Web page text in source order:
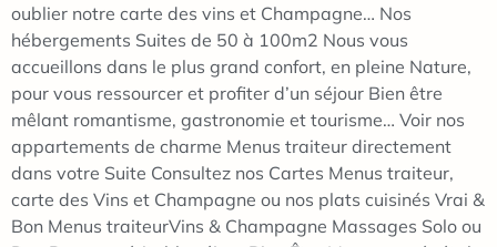
oublier notre carte des vins et Champagne… Nos
hébergements Suites de 50 à 100m2 Nous vous
accueillons dans le plus grand confort, en pleine Nature,
pour vous ressourcer et profiter d’un séjour Bien être
mêlant romantisme, gastronomie et tourisme… Voir nos
appartements de charme Menus traiteur directement
dans votre Suite Consultez nos Cartes Menus traiteur,
carte des Vins et Champagne ou nos plats cuisinés Vrai &
Bon Menus traiteurVins & Champagne Massages Solo ou